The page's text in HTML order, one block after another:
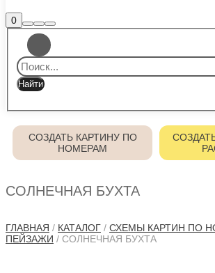
0Боковая
панель
магазина
Найти
Больше
информации
Главное
меню
СОЗДАТЬ КАРТИНУ ПО
НОМЕРАМ
СОЛНЕЧНАЯ БУХТА
ГЛАВНАЯ / КАТАЛОГ / СХЕМЫ КАРТИН ПО
ПЕЙЗАЖИ / СОЛНЕЧНАЯ БУХТА